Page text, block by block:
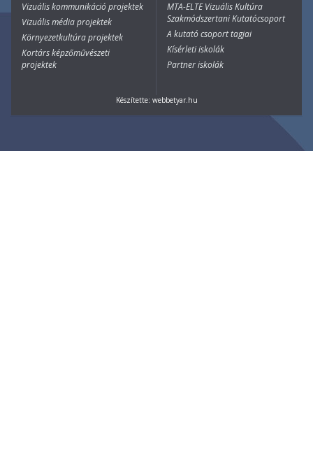
Vizuális kommunikáció projektek
Vizuális média projektek
Környezetkultúra projektek
Kortárs képzőművészeti
projektek
MTA-ELTE Vizuális Kultúra
Szakmódszertani Kutatócsoport
A kutató csoport tagjai
Kísérleti iskolák
Partner iskolák
Készítette: webbetyar.hu